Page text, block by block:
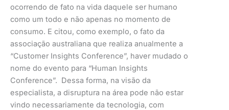
ocorrendo de fato na vida daquele ser humano
como um todo e não apenas no momento de
consumo. E citou, como exemplo, o fato da
associação australiana que realiza anualmente a
“Customer Insights Conference”, haver mudado o
nome do evento para “Human Insights
Conference”. Dessa forma, na visão da
especialista, a disruptura na área pode não estar
vindo necessariamente da tecnologia, com